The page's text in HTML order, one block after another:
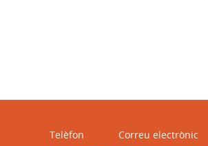
Telèfon
Correu electrònic